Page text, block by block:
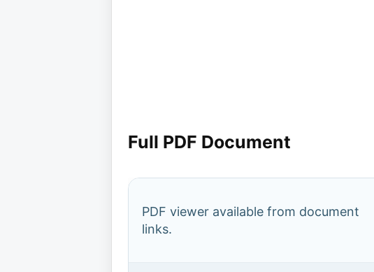
Full PDF Document
PDF viewer available from document
links.